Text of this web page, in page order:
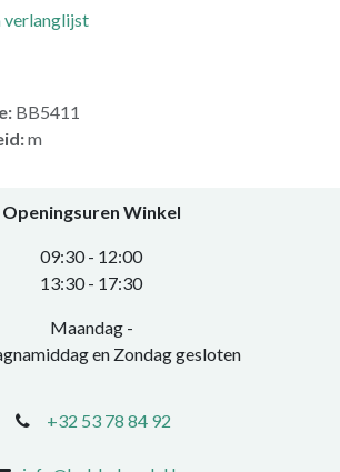
verlanglijst
BB5411
m
Openingsuren Winkel
0​9:30 - 12:00
​13:30 - 17:30​
Maandag -
en Zondag gesloten
+32 53 78 84 92